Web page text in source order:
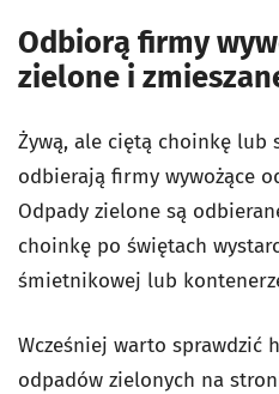
Odbiorą firmy
zielone i
Żywą, ale ciętą choinkę lub
odbierają firmy wywożące
Odpady zielone są
choinkę po świętach
śmietnikowej lub
Wcześniej warto sprawdzić
odpadów zielonych na